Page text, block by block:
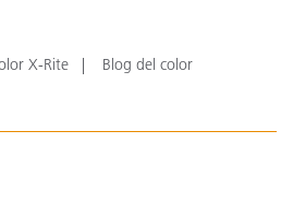
X-Rite Blog del color